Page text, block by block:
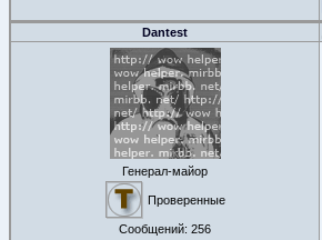
Dantest
Генерал-майор
Проверенные
Сообщений: 256